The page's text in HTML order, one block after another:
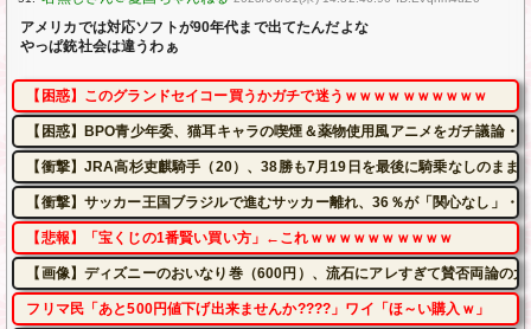
アメリカでは対応ソフトが90年代まで出てたんだよな
やっぱ銃社会は違うわぁ
【困惑】このグランドセイコー買うかガチで迷うｗｗｗｗｗｗｗｗｗｗ
【困惑】BPO青少年委、猫耳キャラの喫煙＆薬物使用風アニメをガチ議論・
【衝撃】JRA高杉吏麒騎手（20）、38勝も7月19日を最後に騎乗なしのまま
【衝撃】サッカー王国ブラジルで進むサッカー離れ、36％が「関心なし」・
【悲報】「宝くじの1番賢い買い方」←これｗｗｗｗｗｗｗｗｗｗ
【画像】ディズニーのおいなり巻（600円）、流石にアレすぎて賛否両論の
フリマ民「あと500円値下げ出来ませんか????」ワイ「ほ～い購入ｗ」